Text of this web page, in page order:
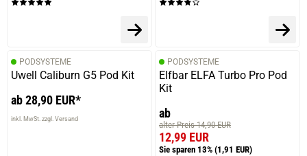
PODSYSTEME
Uwell Caliburn G5 Pod Kit
ab 28,90 EUR*
inkl. MwSt. zzgl. Versand
PODSYSTEME
Elfbar ELFA Turbo Pro Pod
Kit
ab
alter Preis 14,90 EUR
12,99 EUR
Sie sparen 13% (1,91 EUR)